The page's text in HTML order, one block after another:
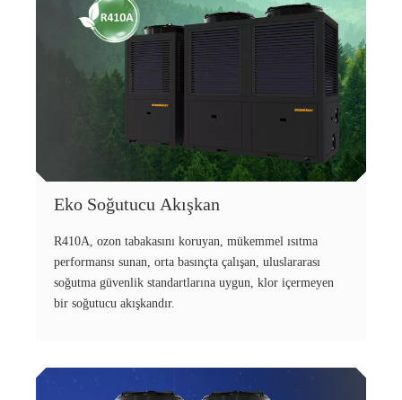
Eko Soğutucu Akışkan
R410A, ozon tabakasını koruyan, mükemmel ısıtma
performansı sunan, orta basınçta çalışan, uluslararası
soğutma güvenlik standartlarına uygun, klor içermeyen
bir soğutucu akışkandır.